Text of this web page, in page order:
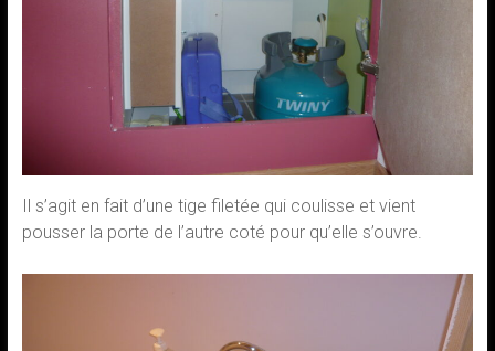
Il s’agit en fait d’une tige filetée qui coulisse et vient
pousser la porte de l’autre coté pour qu’elle s’ouvre.